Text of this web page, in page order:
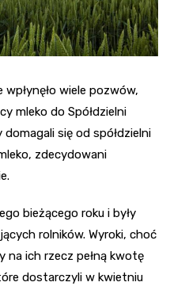
wiele pozwów,
mleko do Spółdzielni
się od spółdzielni
zdecydowani
bieżącego roku i były
rolników. Wyroki, choć
na ich rzecz pełną kwotę
dostarczyli w kwietniu